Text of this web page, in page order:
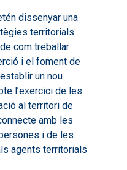
dissenyar una
territorials
com treballar
i el foment de
un nou
l’exercici de les
al territori de
amb les
i de les
agents territorials